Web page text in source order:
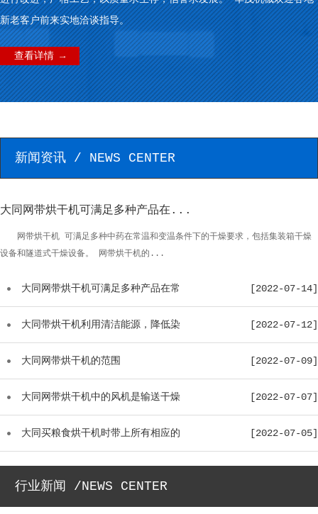
新老客户前来实地洽谈指导。
查看详情 →
新闻资讯 / NEWS CENTER
大同网带烘干机可满足多种产品在...
网带烘干机 可满足多种中药在常温和变温条件下的干燥要求，包括集装箱干燥
设备和隧道式干燥设备。 网带烘干机的...
大同网带烘干机可满足多种产品在常
温...
[2022-07-14]
大同带烘干机利用清洁能源，降低染
料...
[2022-07-12]
大同网带烘干机的范围 [2022-07-09]
大同网带烘干机中的风机是输送干燥
介...
[2022-07-07]
大同买粮食烘干机时带上所有相应的
配...
[2022-07-05]
行业新闻 /NEWS CENTER